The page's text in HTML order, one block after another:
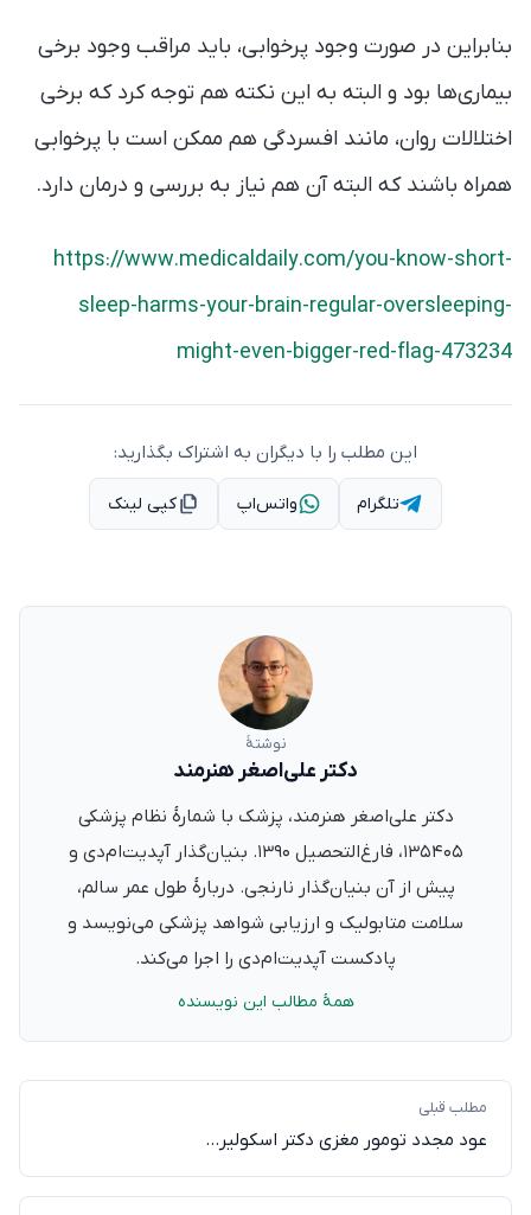
بنابراین در صورت وجود پرخوابی، باید مراقب وجود برخی
بیماری‌ها بود و البته به این نکته هم توجه کرد که برخی
اختلالات روان، مانند افسردگی هم ممکن است با پرخوابی
همراه باشند که البته آن هم نیاز به بررسی و درمان دارد.
https://www.medicaldaily.com/you-know-short-
sleep-harms-your-brain-regular-oversleeping-
might-even-bigger-red-flag-473234
این مطلب را با دیگران به اشتراک بگذارید:
تلگرام واتس‌اپ کپی لینک
نوشتهٔ
دکتر علی‌اصغر هنرمند
دکتر علی‌اصغر هنرمند، پزشک با شمارهٔ نظام پزشکی
۱۳۵۴۰۵، فارغ‌التحصیل ۱۳۹۰. بنیان‌گذار آپدیت‌ام‌دی و
پیش از آن بنیان‌گذار نارنجی. دربارهٔ طول عمر سالم،
سلامت متابولیک و ارزیابی شواهد پزشکی می‌نویسد و
پادکست آپدیت‌ام‌دی را اجرا می‌کند.
همهٔ مطالب این نویسنده
مطلب قبلی
عود مجدد تومور مغزی دکتر اسکولیر…